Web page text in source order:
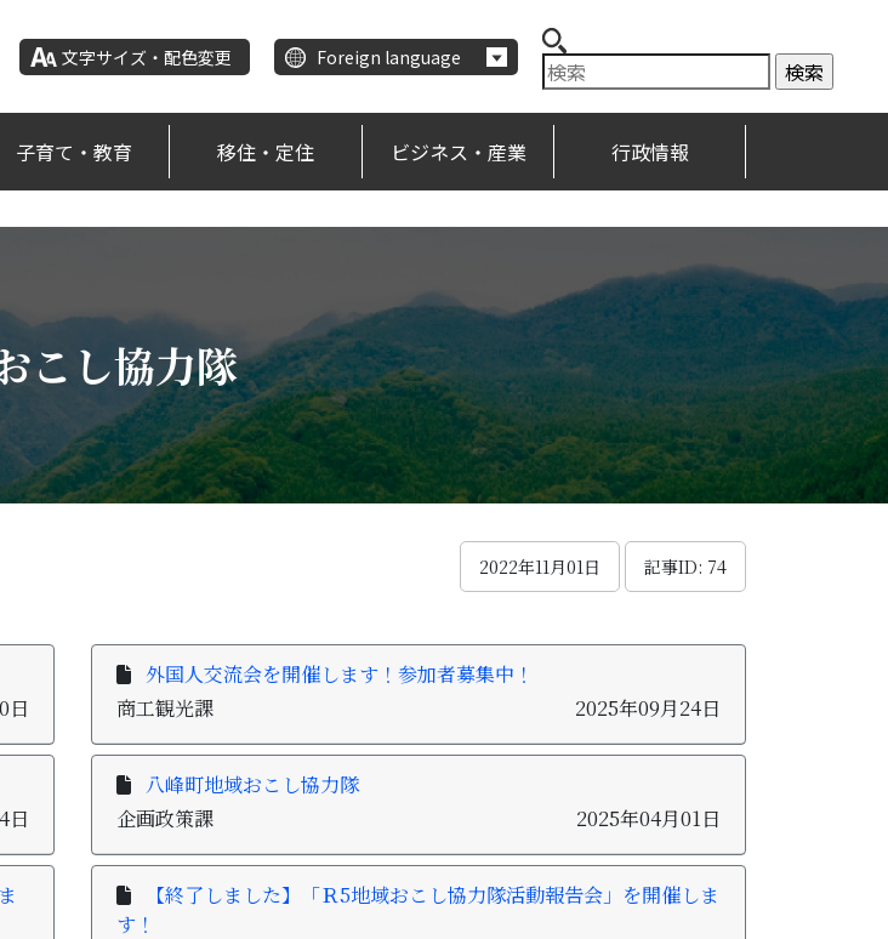
文字サイズ・配色変更 Foreign language
子育て・教育 移住・定住 ビジネス・産業 行政情報
こし協力隊
2022年11月01日 記事ID: 74
日
外国人交流会を開催します！参加者募集中！
商工観光課
2025年09月24日
日
八峰町地域おこし協力隊
企画政策課
2025年04月01日
【終了しました】「Ｒ5地域おこし協力隊活動報告会」を開催しま
す！